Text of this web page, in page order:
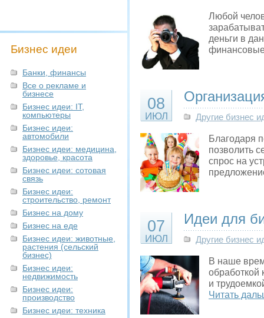
Бизнес идеи
Банки, финансы
Все о рекламе и
бизнесе
Бизнес идеи: IT,
компьютеры
Бизнес идеи:
автомобили
Бизнес идеи: медицина,
здоровье, красота
Бизнес идеи: сотовая
связь
Бизнес идеи:
строительство, ремонт
Бизнес на дому
Бизнес на еде
Бизнес идеи: животные,
растения (сельский
бизнес)
Бизнес идеи:
недвижимость
Бизнес идеи:
производство
Бизнес идеи: техника
Любой
деньги в
08
ИЮЛ Другие бизнес
Благодаря
позволить
спрос на
07
ИЮЛ
Идеи для
Другие бизнес
В наше
обработкой
и
Читать